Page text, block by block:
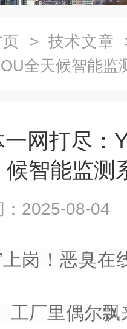
> 技术文章
全天候智能监
网打尽：
候智能监测
：2025-08-
上岗！恶臭
工厂里偶尔飘